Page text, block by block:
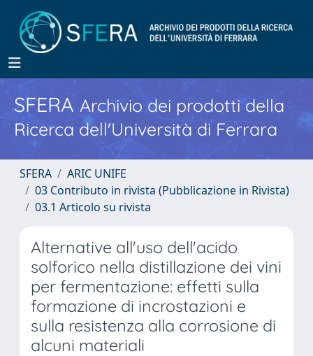
SFERA Archivio dei prodotti della
Ricerca dell'Università di Ferrara
SFERA
ARIC UNIFE
03 Contributo in rivista (Pubblicazione in Rivista)
03.1 Articolo su rivista
Alternative all'uso dell'acido
solforico nella distillazione dei vini
per fermentazione: effetti sulla
formazione di incrostazioni e
sulla resistenza alla corrosione di
alcuni materiali